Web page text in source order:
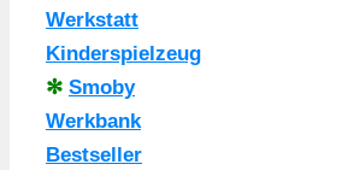
Werkstatt
Kinderspielzeug
✻ Smoby
Werkbank
Bestseller